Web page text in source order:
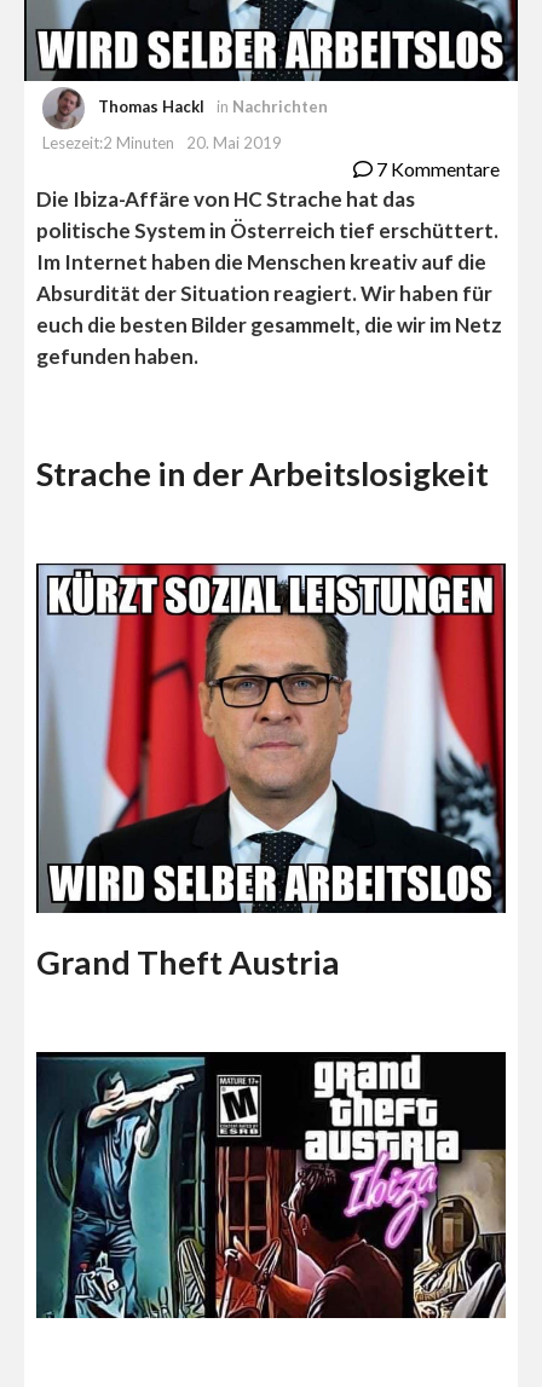
Thomas Hackl in Nachrichten
Lesezeit:2 Minuten
20. Mai 2019
7 Kommentare
Die Ibiza-Affäre von HC Strache hat das
politische System in Österreich tief erschüttert.
Im Internet haben die Menschen kreativ auf die
Absurdität der Situation reagiert. Wir haben für
euch die besten Bilder gesammelt, die wir im Netz
gefunden haben.
Strache in der Arbeitslosigkeit
Grand Theft Austria